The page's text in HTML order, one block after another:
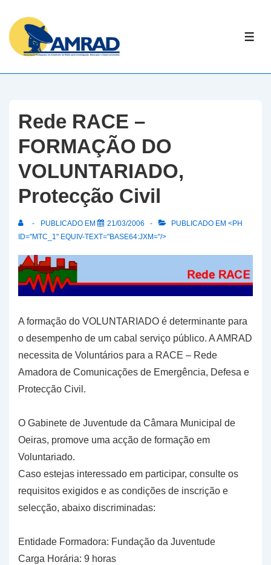
Skip
Content
Rede RACE –
FORMAÇÃO DO
VOLUNTARIADO,
Protecção Civil
PUBLICADO EM 21/03/2006
PUBLICADO EM <PH
ID="MTC_1" EQUIV-TEXT="BASE64:JXM="/>
A formação do VOLUNTARIADO é determinante para
o desempenho de um cabal serviço público. A AMRAD
necessita de Voluntários para a RACE – Rede
Amadora de Comunicações de Emergência, Defesa e
Protecção Civil.
O Gabinete de Juventude da Câmara Municipal de
Oeiras, promove uma acção de formação em
Voluntariado.
Caso estejas interessado em participar, consulte os
requisitos exigidos e as condições de inscrição e
selecção, abaixo discriminadas:
Entidade Formadora: Fundação da Juventude
Carga Horária: 9 horas